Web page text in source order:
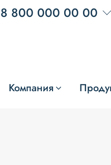
8 800 000 00 00
Компания